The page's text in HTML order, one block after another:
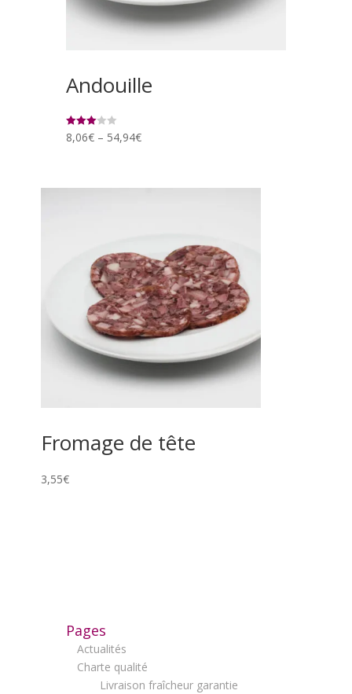
Andouille
Note
3.00
8,06€ – 54,94€
Fromage de tête
3,55€
Pages
Actualités
Charte qualité
Livraison fraîcheur garantie